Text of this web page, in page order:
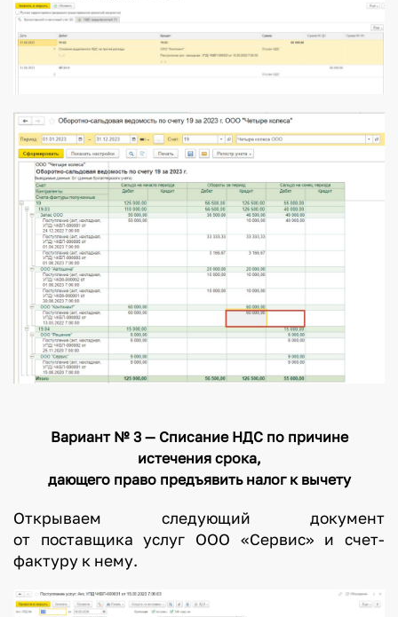
Вариант № 3 — Списание НДС по причине
истечения срока,
дающего право предъявить налог к вычету
Открываем следующий документ
от поставщика услуг ООО «Сервис» и счет-
фактуру к нему.